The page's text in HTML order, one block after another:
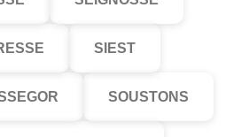
SIEST
SOUSTONS